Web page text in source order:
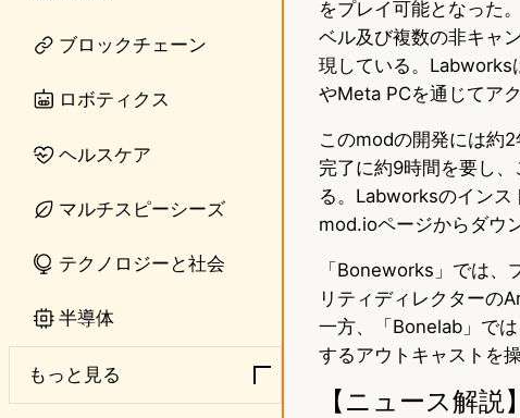
ブロックチェーン
ロボティクス
ヘルスケア
マルチスピーシーズ
テクノロジーと社会
半導体
もっと見る
o
d
o
n
をプレイ可能となった
ベル及び複数の非キャ
現している。Labworks
やMeta PCを通じてア
このmodの開発には約
完了に約9時間を要し
る。Labworksのインス
mod.ioページからダウ
「Boneworks」では、
リティディレクターの
一方、「Bonelab」で
するアウトキャストを操
【ニュース解説】